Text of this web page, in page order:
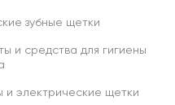
зубные щетки
и средства для гигиены
и электрические щетки